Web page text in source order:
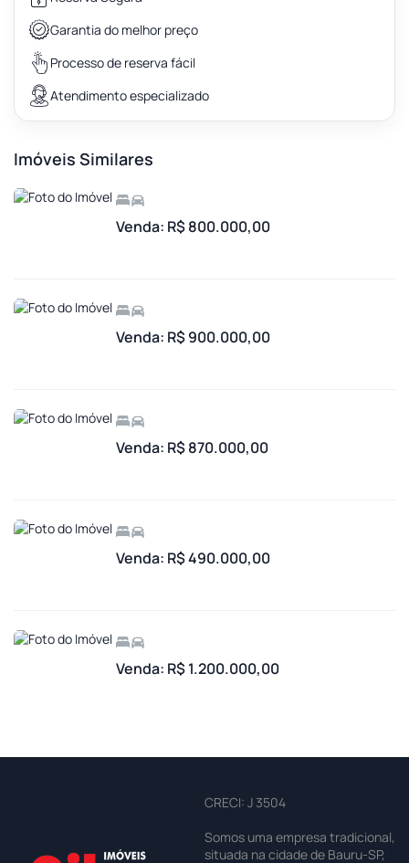
Garantia do melhor preço
Processo de reserva fácil
Atendimento especializado
Imóveis Similares
Venda: R$ 800.000,00
Venda: R$ 900.000,00
Venda: R$ 870.000,00
Venda: R$ 490.000,00
Venda: R$ 1.200.000,00
CRECI: J 3504
Somos uma empresa tradicional,
situada na cidade de Bauru-SP,